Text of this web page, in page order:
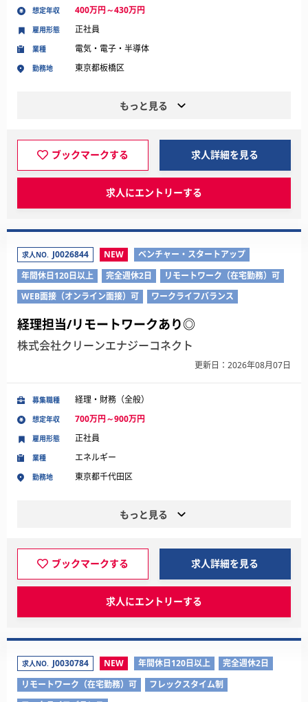
想定年収 400万円～430万円
業種 電気・電子・半導体
勤務地 東京都板橋区
雇用形態 正社員
もっと見る
ブックマークする 求人詳細を見る
求人にエントリーする
求人NO. J0026844 NEW
ベンチャー・スタートアップ
年間休日120日以上
完全週休2日
リモートワーク（在宅勤務）可
WEB面接（オンライン面接）可
ワークライフバランス
経理担当/リモートワークあり◎
株式会社クリーンエナジーコネクト
更新日：2026年08月07日
募集職種 経理・財務（全般）
想定年収 700万円～900万円
業種 エネルギー
勤務地 東京都千代田区
雇用形態 正社員
もっと見る
ブックマークする 求人詳細を見る
求人にエントリーする
求人NO. J0030784 NEW 年間休日120日以上
完全週休2日
リモートワーク（在宅勤務）可
フレックスタイム制